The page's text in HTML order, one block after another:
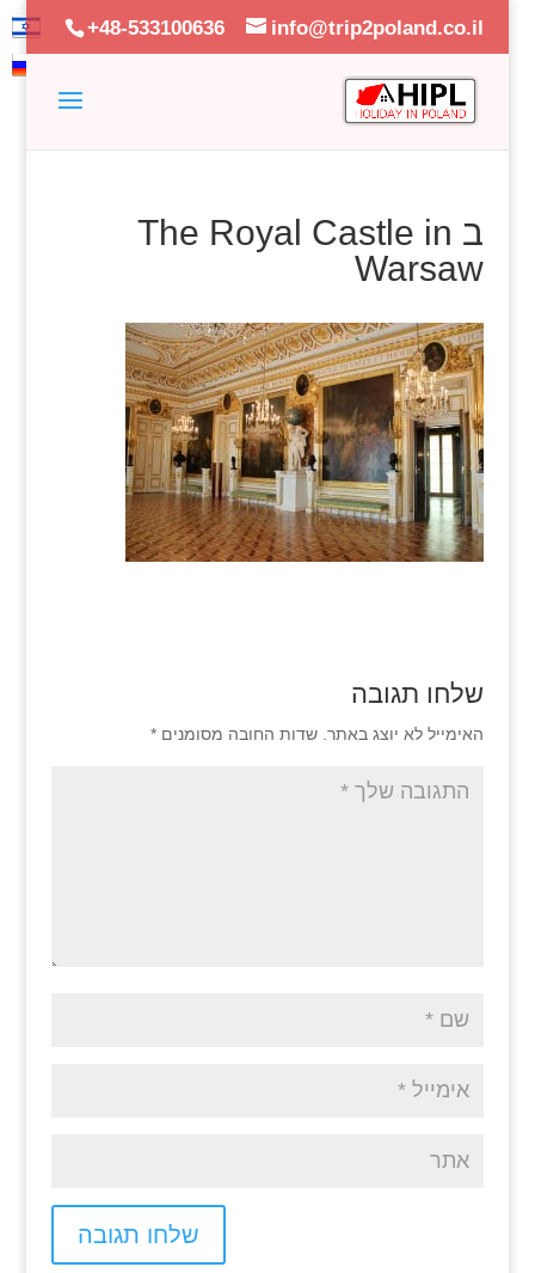
+48-533100636 info@trip2poland.co.il
ב The Royal Castle in
Warsaw
שלחו תגובה
האימייל לא יוצג באתר. שדות החובה מסומנים *